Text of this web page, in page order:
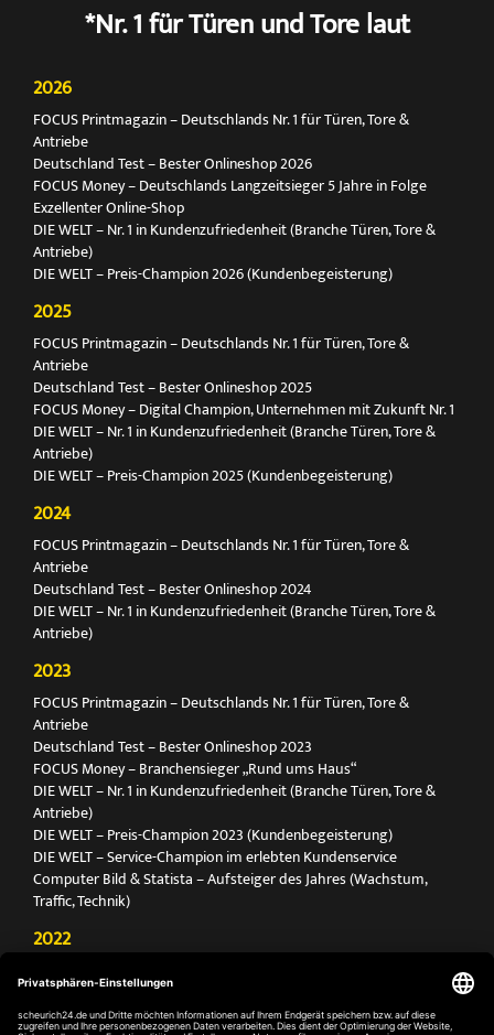
*Nr. 1 für Türen und Tore laut
2026
FOCUS Printmagazin – Deutschlands Nr. 1 für Türen, Tore &
Antriebe
Deutschland Test – Bester Onlineshop 2026
FOCUS Money – Deutschlands Langzeitsieger 5 Jahre in Folge
Exzellenter Online-Shop
DIE WELT – Nr. 1 in Kundenzufriedenheit (Branche Türen, Tore &
Antriebe)
DIE WELT – Preis-Champion 2026 (Kundenbegeisterung)
2025
FOCUS Printmagazin – Deutschlands Nr. 1 für Türen, Tore &
Antriebe
Deutschland Test – Bester Onlineshop 2025
FOCUS Money – Digital Champion, Unternehmen mit Zukunft Nr. 1
DIE WELT – Nr. 1 in Kundenzufriedenheit (Branche Türen, Tore &
Antriebe)
DIE WELT – Preis-Champion 2025 (Kundenbegeisterung)
2024
FOCUS Printmagazin – Deutschlands Nr. 1 für Türen, Tore &
Antriebe
Deutschland Test – Bester Onlineshop 2024
DIE WELT – Nr. 1 in Kundenzufriedenheit (Branche Türen, Tore &
Antriebe)
2023
FOCUS Printmagazin – Deutschlands Nr. 1 für Türen, Tore &
Antriebe
Deutschland Test – Bester Onlineshop 2023
FOCUS Money – Branchensieger „Rund ums Haus“
DIE WELT – Nr. 1 in Kundenzufriedenheit (Branche Türen, Tore &
Antriebe)
DIE WELT – Preis-Champion 2023 (Kundenbegeisterung)
DIE WELT – Service-Champion im erlebten Kundenservice
Computer Bild & Statista – Aufsteiger des Jahres (Wachstum,
Traffic, Technik)
2022
Antriebe
Deutschland Test – Bester Onlineshop 2022